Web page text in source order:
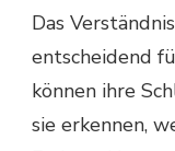
Das
entscheidend
können ihre
sie erkennen,